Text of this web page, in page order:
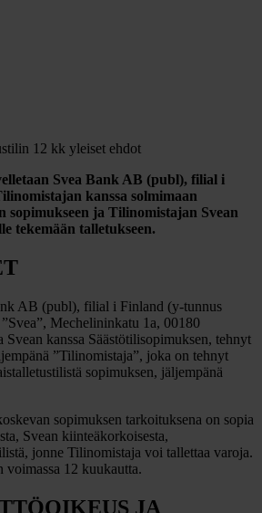
12 kk yleiset ehdot
Svea Bank AB (publ), filial i
kanssa solmimaan
sopimukseen ja Tilinomistajan Svean
tekemään talletukseen.
AB (publ), filial i Finland (y-tunnus
Mechelininkatu 1a, 00180
kanssa Säästötilisopimuksen, tehnyt
”Tilinomistaja”, joka on tehnyt
sopimuksen, jäljempänä
sopimuksen tarkoituksena on sopia
Svean kiinteäkorkoisesta,
jonne Tilinomistaja voi tallettaa varoja.
voimassa 12 kuukautta.
JA